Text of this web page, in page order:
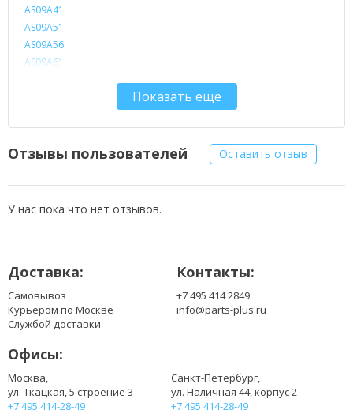
AS09A41
AS09A51
AS09A56
AS09A61
AS09A90
Показать еще
Отзывы пользователей Оставить отзыв
У нас пока что нет отзывов.
Доставка:
Самовывоз
Курьером по Москве
Службой доставки
Контакты:
+7 495 414 2849
info@parts-plus.ru
Офисы:
Москва,
ул. Ткацкая, 5 строение 3
+7 495 414-28-49
Санкт-Петербург,
ул. Наличная 44, корпус 2
+7 495 414-28-49